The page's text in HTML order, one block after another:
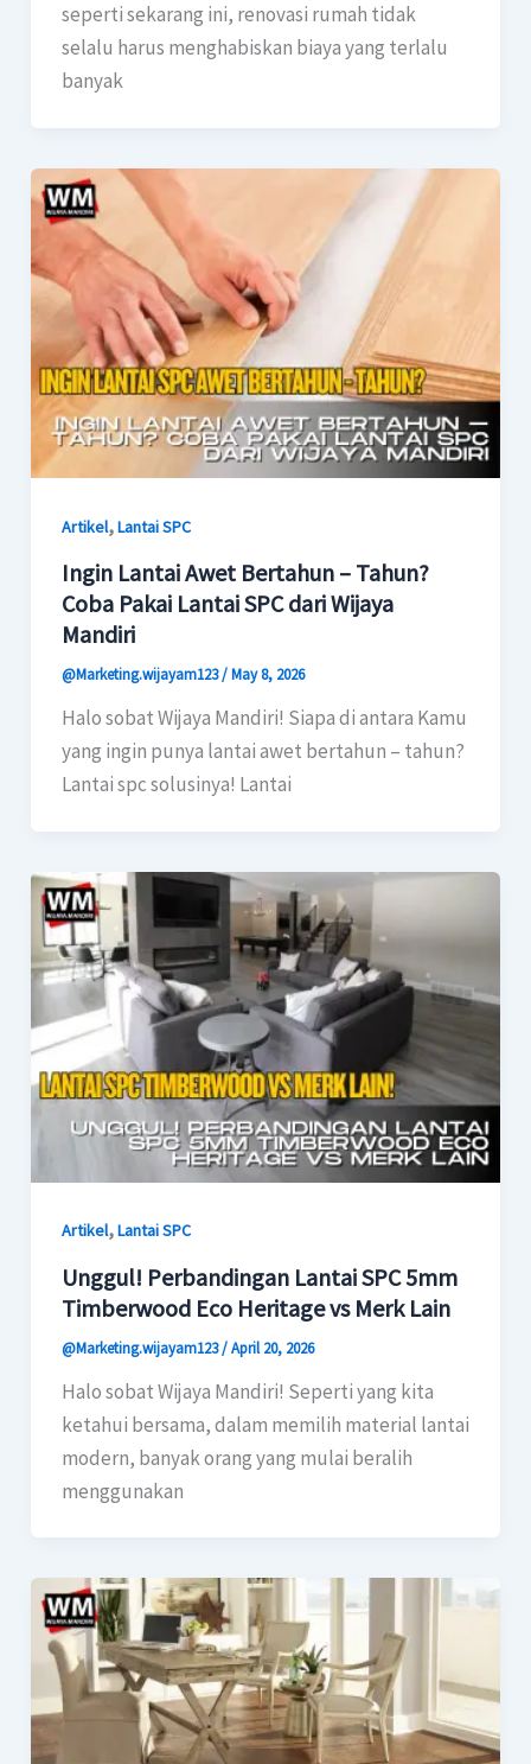
seperti sekarang ini, renovasi rumah tidak
selalu harus menghabiskan biaya yang terlalu
banyak
Artikel,Lantai SPC
Ingin Lantai Awet Bertahun – Tahun?
Coba Pakai Lantai SPC dari Wijaya
Mandiri
@Marketing.wijayam123/May 8, 2026
Halo sobat Wijaya Mandiri! Siapa di antara Kamu
yang ingin punya lantai awet bertahun – tahun?
Lantai spc solusinya! Lantai
Artikel,Lantai SPC
Unggul! Perbandingan Lantai SPC 5mm
Timberwood Eco Heritage vs Merk Lain
@Marketing.wijayam123/April 20, 2026
Halo sobat Wijaya Mandiri! Seperti yang kita
ketahui bersama, dalam memilih material lantai
modern, banyak orang yang mulai beralih
menggunakan